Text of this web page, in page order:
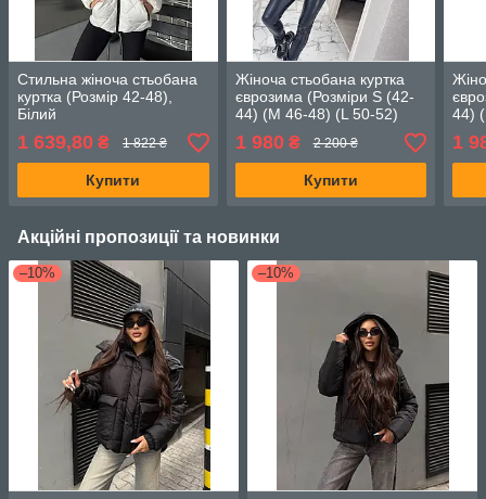
Стильна жіноча стьобана
куртка (Розмір 42-48),
Білий
1 639,80 ₴ 1 822 ₴
Купити
Жіноча стьобана куртка
єврозима (Розміри S (42-
44) (M 46-48) (L 50-52)
перлів
1 980₴ 2 200 ₴
Купити
44)
1
Акційні пропозиції та новинки
–10% –10%